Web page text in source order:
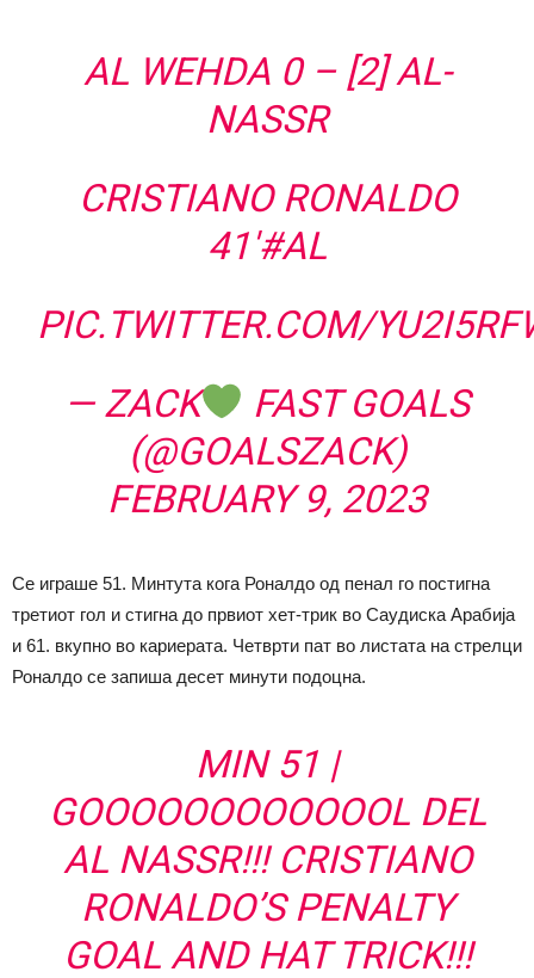
AL WEHDA 0 – [2] AL-
NASSR
CRISTIANO RONALDO
41′#AL
PIC.TWITTER.COM/
— ZACK
FAST GOALS
(@GOALSZACK)
FEBRUARY 9, 2023
Се играше 51. Минтута кога Роналдо од пенал го постигна
третиот гол и стигна до првиот хет-трик во Саудиска Арабија
и 61. вкупно во кариерата. Четврти пат во листата на стрелци
Роналдо се запиша десет минути подоцна.
MIN 51 |
GOOOOOOOOOOOOL DEL
AL NASSR!!! CRISTIANO
RONALDO’S PENALTY
GOAL AND HAT TRICK!!!